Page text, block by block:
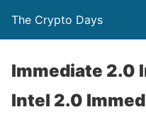
The Crypto Days
Immediate 2.0
Intel 2.0